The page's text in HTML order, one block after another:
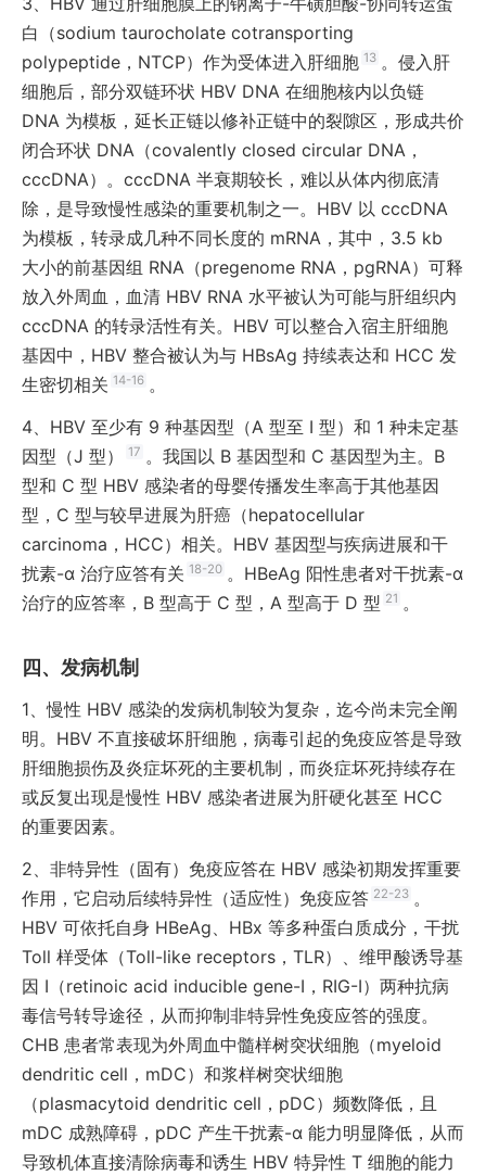
白（sodium taurocholate cotransporting
polypeptide，NTCP）作为受体进入肝细胞 13 。侵入肝
细胞后，部分双链环状 HBV DNA 在细胞核内以负链
DNA 为模板，延长正链以修补正链中的裂隙区，形成共价
闭合环状 DNA（covalently closed circular DNA，
cccDNA）。cccDNA 半衰期较长，难以从体内彻底清
除，是导致慢性感染的重要机制之一。HBV 以 cccDNA
为模板，转录成几种不同长度的 mRNA，其中，3.5 kb
大小的前基因组 RNA（pregenome RNA，pgRNA）可释
放入外周血，血清 HBV RNA 水平被认为可能与肝组织内
cccDNA 的转录活性有关。HBV 可以整合入宿主肝细胞
基因中，HBV 整合被认为与 HBsAg 持续表达和 HCC 发
生密切相关 14-16 。
4、 HBV 至少有 9 种基因型（A 型至 Ⅰ 型）和 1 种未定基
因型（J 型）
17 。我国以 B 基因型和 C 基因型为主。B
型和 C 型 HBV 感染者的母婴传播发生率高于其他基因
型，C 型与较早进展为肝癌（hepatocellular
carcinoma，HCC）相关。HBV 基因型与疾病进展和干
扰素-α 治疗应答有关 18-20 。HBeAg 阳性患者对干扰素-α
治疗的应答率，B 型高于 C 型，A 型高于 D 型 21 。
发病机制
1、慢性 HBV 感染的发病机制较为复杂，迄今尚未完全阐
明。HBV 不直接破坏肝细胞，病毒引起的免疫应答是导致
肝细胞损伤及炎症坏死的主要机制，而炎症坏死持续存在
或反复出现是慢性 HBV 感染者进展为肝硬化甚至 HCC
的重要因素。
2、 非特异性（固有）免疫应答在 HBV 感染初期发挥重要
作用，它启动后续特异性（适应性）免疫应答 22-23 。
HBV 可依托自身 HBeAg、HBx 等多种蛋白质成分，干扰
Toll 样受体（Toll-like receptors，TLR）、维甲酸诱导基
因 Ⅰ（retinoic acid inducible gene-Ⅰ，RIG-Ⅰ）两种抗病
毒信号转导途径，从而抑制非特异性免疫应答的强度。
CHB 患者常表现为外周血中髓样树突状细胞（myeloid
dendritic cell，mDC）和浆样树突状细胞
（plasmacytoid dendritic cell，pDC）频数降低，且
mDC 成熟障碍，pDC 产生干扰素-α 能力明显降低，从而
导致机体直接清除病毒和诱生 HBV 特异性 T 细胞的能力